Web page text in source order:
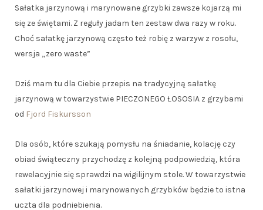
Sałatka jarzynową i marynowane grzybki zawsze kojarzą mi
się ze świętami. Z reguły jadam ten zestaw dwa razy w roku.
Choć sałatkę jarzynową często też robię z warzyw z rosołu,
wersja „zero waste”
Dziś mam tu dla Ciebie przepis na tradycyjną sałatkę
jarzynową w towarzystwie PIECZONEGO ŁOSOSIA z grzybami
od Fjord Fiskursson
Dla osób, które szukają pomysłu na śniadanie, kolację czy
obiad świąteczny przychodzę z kolejną podpowiedzią, która
rewelacyjnie się sprawdzi na wigilijnym stole. W towarzystwie
sałatki jarzynowej i marynowanych grzybków będzie to istna
uczta dla podniebienia.